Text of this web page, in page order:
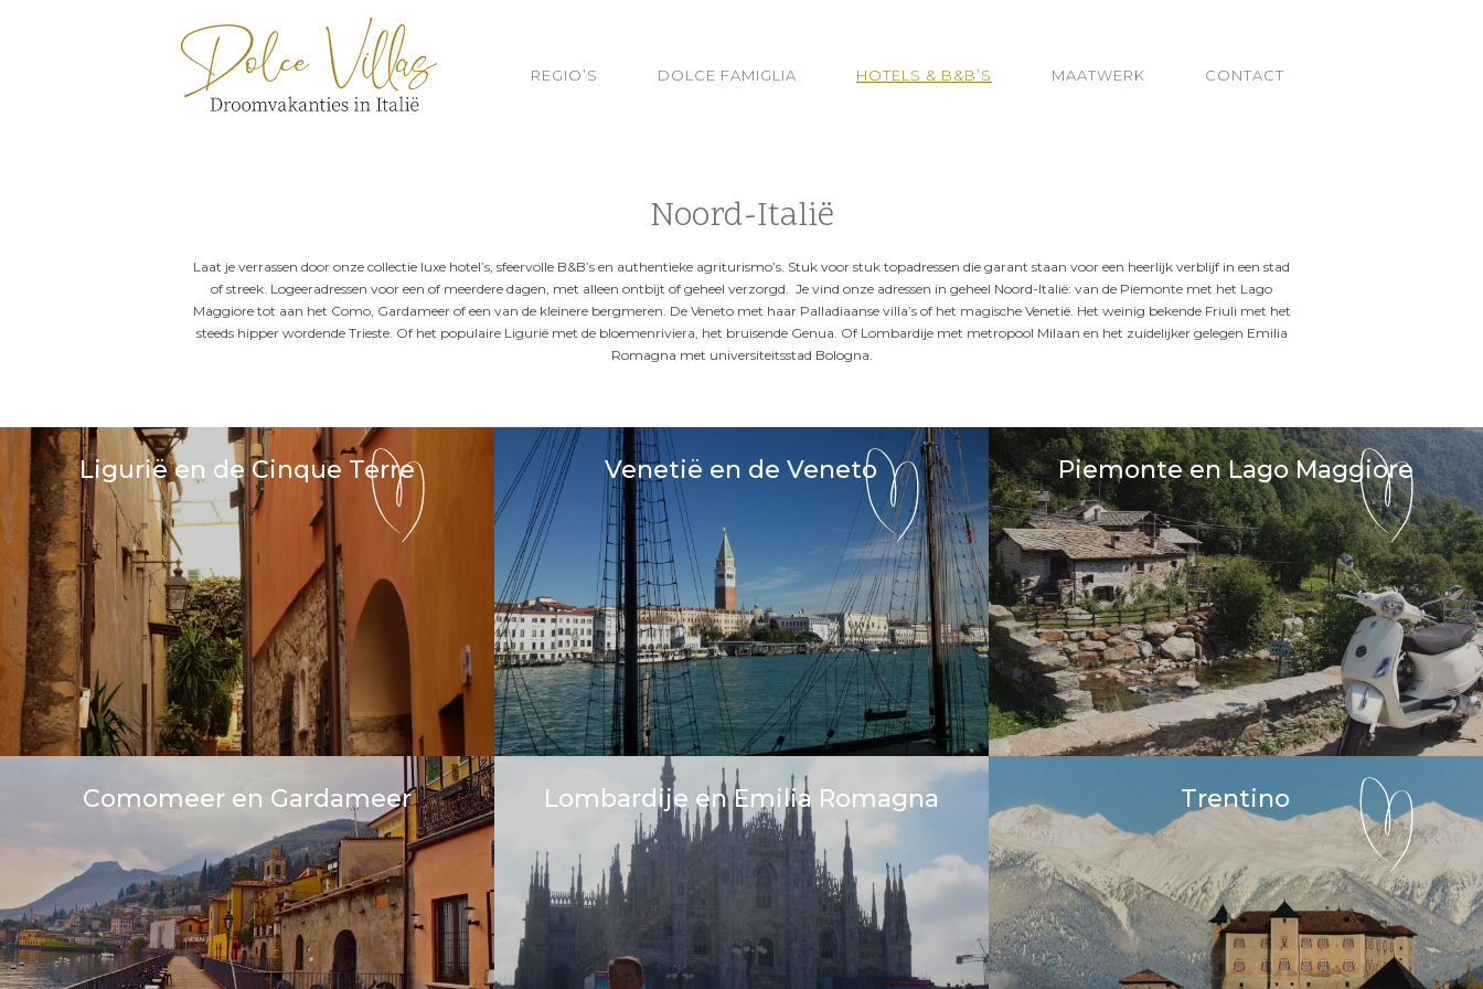
REGIO’S DOLCE FAMIGLIA HOTELS & B&B’S MAATWERK CONTACT
Noord-Italië
Laat je verrassen door onze collectie luxe hotel’s, sfeervolle B&B’s en authentieke agriturismo’s. Stuk voor stuk topadressen die garant staan voor een heerlijk verblijf in een stad
of streek. Logeeradressen voor een of meerdere dagen, met alleen ontbijt of geheel verzorgd. Je vind onze adressen in geheel Noord-Italië: van de Piemonte met het Lago
Maggiore tot aan het Como, Gardameer of een van de kleinere bergmeren. De Veneto met haar Palladiaanse villa’s of het magische Venetië. Het weinig bekende Friuli met het
steeds hipper wordende Trieste. Of het populaire Ligurië met de bloemenriviera, het bruisende Genua. Of Lombardije met metropool Milaan en het zuidelijker gelegen Emilia
Romagna met universiteitsstad Bologna.
Ligurië en de Cinque Terre Venetië en de Veneto Piemonte en Lago Maggiore
Comomeer en Gardameer Lombardije en Emilia Romagna Trentino